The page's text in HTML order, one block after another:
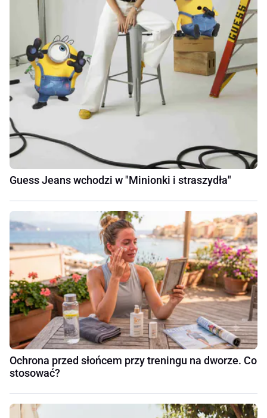
Guess Jeans wchodzi w "Minionki i straszydła"
Ochrona przed słońcem przy treningu na dworze. Co
stosować?